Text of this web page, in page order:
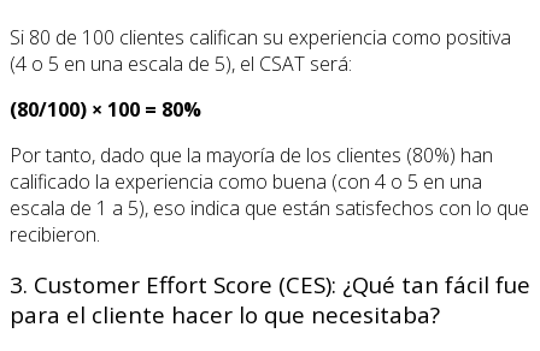
Si 80 de 100 clientes califican su experiencia como positiva
(4 o 5 en una escala de 5), el CSAT será:
(80/100) × 100 = 80%
Por tanto, dado que la mayoría de los clientes (80%) han
calificado la experiencia como buena (con 4 o 5 en una
escala de 1 a 5), eso indica que están satisfechos con lo que
recibieron.
3. Customer Effort Score (CES): ¿Qué tan fácil fue
para el cliente hacer lo que necesitaba?